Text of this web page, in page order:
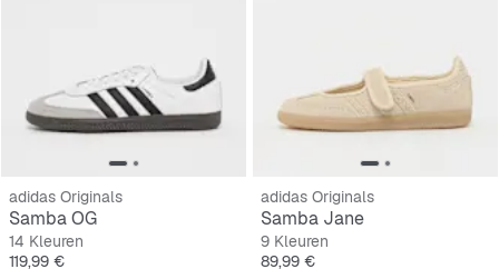
adidas Originals
Samba OG
14 Kleuren
Prijs
119,99 €
adidas Originals
Samba Jane
9 Kleuren
Prijs
89,99 €